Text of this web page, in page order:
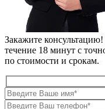
Закажите консультацию!
течение 18 минут с
по стоимости и срокам.